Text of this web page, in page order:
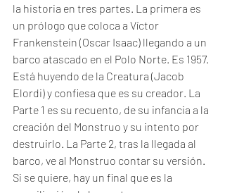
la historia en tres partes. La primera es
un prólogo que coloca a Víctor
Frankenstein (Oscar Isaac) llegando a un
barco atascado en el Polo Norte. Es 1957.
Está huyendo de la Creatura (Jacob
Elordi) y confiesa que es su creador. La
Parte 1 es su recuento, de su infancia a la
creación del Monstruo y su intento por
destruirlo. La Parte 2, tras la llegada al
barco, ve al Monstruo contar su versión.
Si se quiere, hay un final que es la